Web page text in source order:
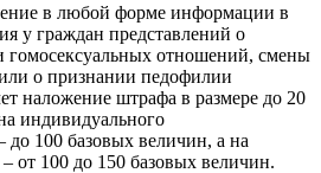
в любой форме информации в
у граждан представлений о
гомосексуальных отношений, смены
о признании педофилии
наложение штрафа в размере до 20
индивидуального
до 100 базовых величин, а на
от 100 до 150 базовых величин.